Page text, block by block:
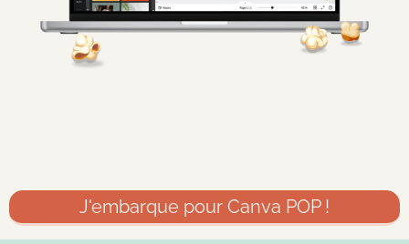
J'embarque pour Canva POP !